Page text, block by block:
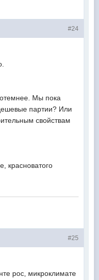
#24
Мы пока
партии? Или
свойствам
красноватого
#25
рос, микроклимате